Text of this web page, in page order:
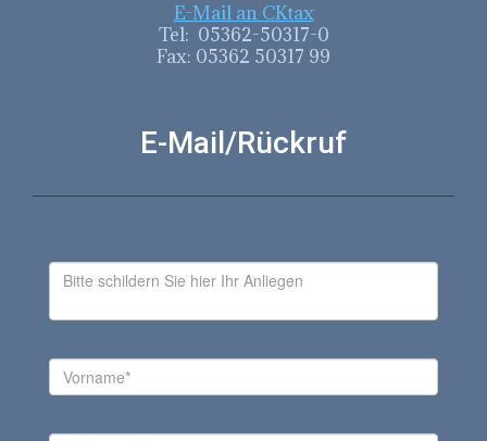
E-Mail an CKtax
Tel: 05362-50317-0
Fax: 05362 50317 99
E-Mail/Rückruf